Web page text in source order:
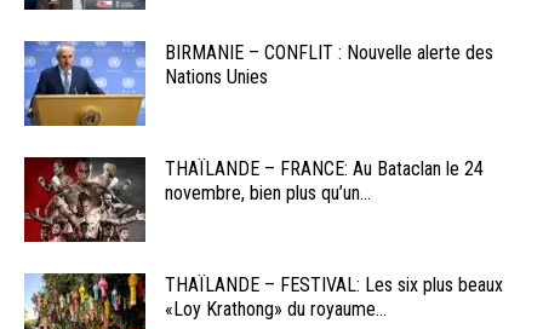
BIRMANIE – CONFLIT : Nouvelle alerte des
Nations Unies
THAÏLANDE – FRANCE: Au Bataclan le 24
novembre, bien plus qu’un...
THAÏLANDE – FESTIVAL: Les six plus beaux
«Loy Krathong» du royaume...